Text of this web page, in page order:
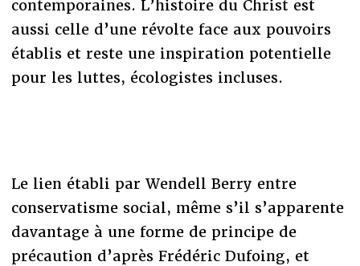
contemporaines. L’histoire du Christ est
aussi celle d’une révolte face aux pouvoirs
établis et reste une inspiration potentielle
pour les luttes, écologistes incluses.
Le lien établi par Wendell Berry entre
conservatisme social, même s’il s’apparente
davantage à une forme de principe de
précaution d’après Frédéric Dufoing, et